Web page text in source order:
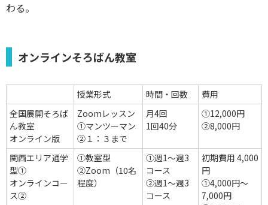
わる。
オンラインそろばん教室
授業形式 時間・回数
費用
全国展開そろば
ん教室
オンライン版
Zoomレッスン
①マンツーマン
②１：３まで
月4回
1回40分
①12,000円
②8,000円
関西エリア通学
型①
オンラインコー
ス②
①教室型
②Zoom（10名
程度）
①週1～週3
コース
②週1～週3
コース
初期費用 4,000
円
①4,000円～
7,000円